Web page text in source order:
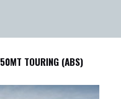
TOURING (ABS)